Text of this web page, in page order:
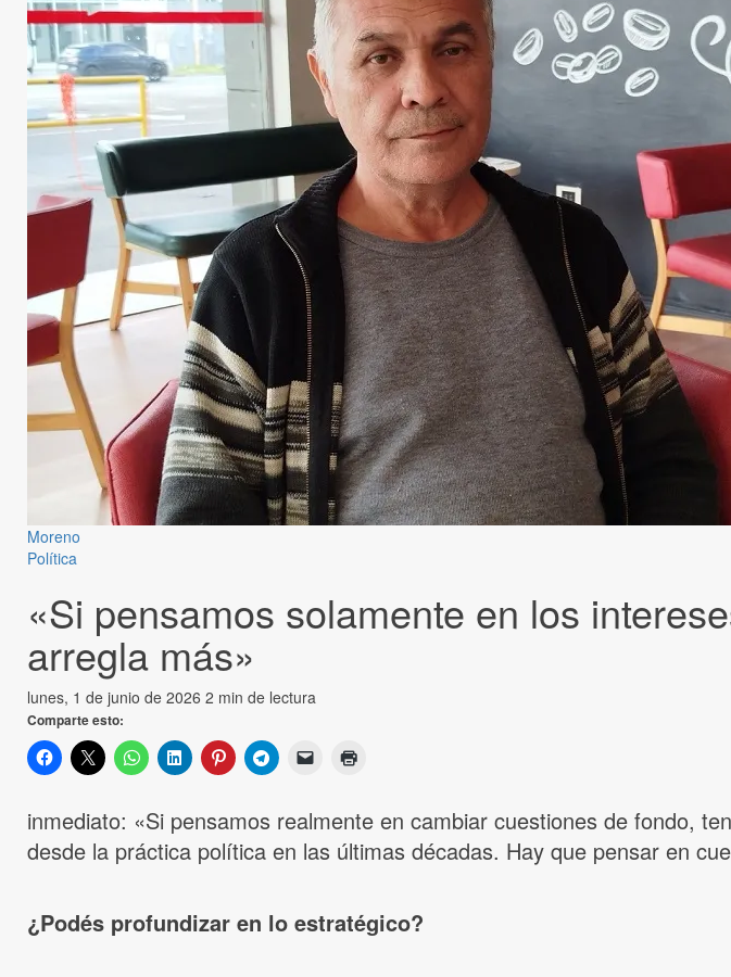
Moreno
Política
«Si pensamos solamente en los
arregla más»
lunes, 1 de junio de 2026 2 min de lectura
Comparte esto:
inmediato: «Si pensamos realmente en cambiar cuestiones de fondo,
desde la práctica política en las últimas décadas. Hay que pensar en
¿Podés profundizar en lo estratégico?